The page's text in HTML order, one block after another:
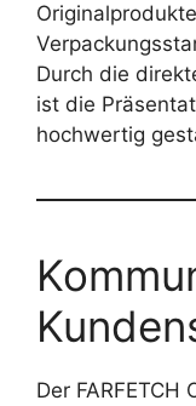
Durch die
ist die
hochwertig
Der